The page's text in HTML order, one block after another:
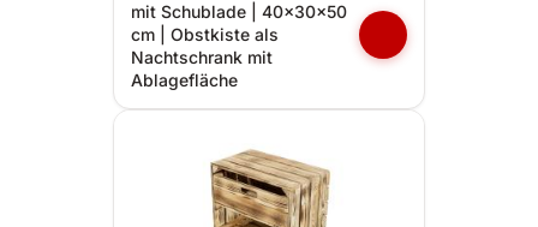
mit Schublade | 40x30x50
cm | Obstkiste als
Nachtschrank mit
Ablagefläche